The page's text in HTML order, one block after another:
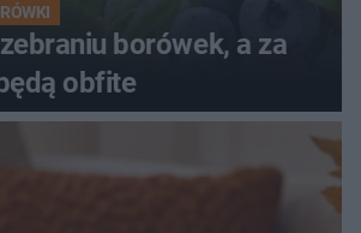
borówek, a za
obfite